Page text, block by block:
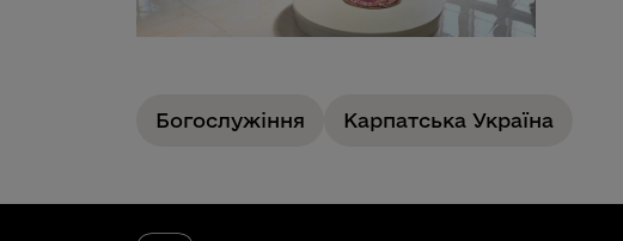
Богослужіння Карпатська Україна